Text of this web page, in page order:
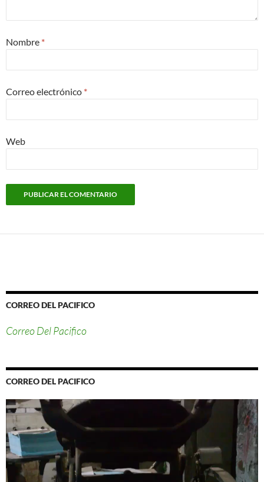
Nombre *
Correo electrónico *
Web
CORREO DEL PACIFICO
Correo Del Pacifico
CORREO DEL PACIFICO